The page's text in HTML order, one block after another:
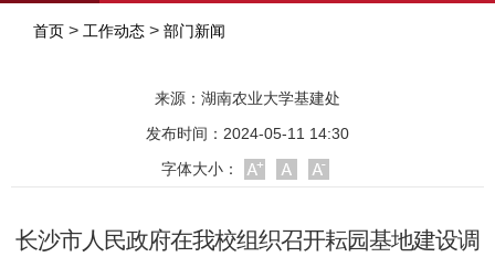
首页 > 工作动态 > 部门新闻
来源： 湖南农业大学基建处
发布时间：2024-05-11 14:30
字体大小：
长沙市人民政府在我校组织召开耘园基地建设调